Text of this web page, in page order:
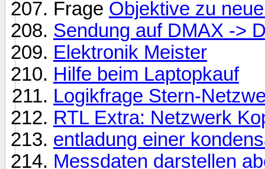
Frage Objektive zu
Sendung auf DMAX ->
Elektronik Meister
Hilfe beim Laptopkauf
Logikfrage Stern-
RTL Extra: Netzwerk
entladung einer
Messdaten darstellen